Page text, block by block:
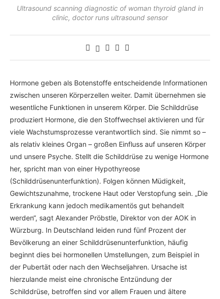
Ultrasound scanning diagnostic of woman thyroid gland in
clinic, doctor runs ultrasound sensor
Hormone geben als Botenstoffe entscheidende Informationen
zwischen unseren Körperzellen weiter. Damit übernehmen sie
wesentliche Funktionen in unserem Körper. Die Schilddrüse
produziert Hormone, die den Stoffwechsel aktivieren und für
viele Wachstumsprozesse verantwortlich sind. Sie nimmt so –
als relativ kleines Organ – großen Einfluss auf unseren Körper
und unsere Psyche. Stellt die Schilddrüse zu wenige Hormone
her, spricht man von einer Hypothyreose
(Schilddrüsenunterfunktion). Folgen können Müdigkeit,
Gewichtszunahme, trockene Haut oder Verstopfung sein. „Die
Erkrankung kann jedoch medikamentös gut behandelt
werden“, sagt Alexander Pröbstle, Direktor von der AOK in
Würzburg. In Deutschland leiden rund fünf Prozent der
Bevölkerung an einer Schilddrüsenunterfunktion, häufig
beginnt dies bei hormonellen Umstellungen, zum Beispiel in
der Pubertät oder nach den Wechseljahren. Ursache ist
hierzulande meist eine chronische Entzündung der
Schilddrüse, betroffen sind vor allem Frauen und ältere